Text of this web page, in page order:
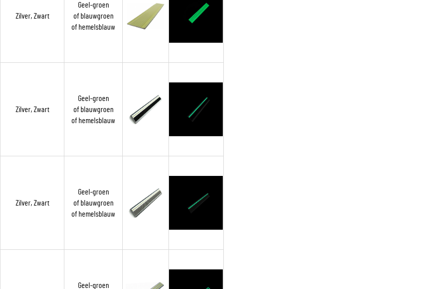
Zilver, Zwart
Geel-groen
of blauwgroen
of hemelsblauw
Zilver, Zwart
Geel-groen
of blauwgroen
of hemelsblauw
Zilver, Zwart
Geel-groen
of blauwgroen
of hemelsblauw
Geel-groen